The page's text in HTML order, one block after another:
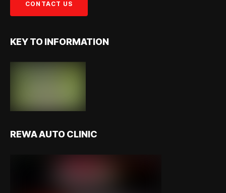
KEY TO INFORMATION
REWA AUTO CLINIC